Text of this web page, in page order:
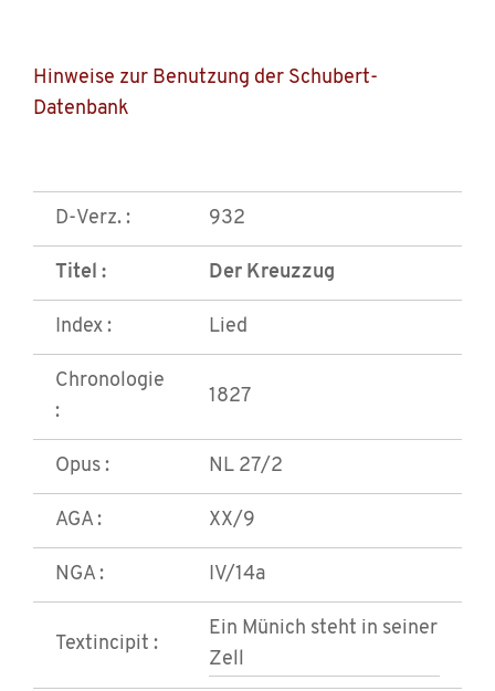
Hinweise zur Benutzung der Schubert-
Datenbank
D-Verz. : 932
Titel : Der Kreuzzug
Index : Lied
Chronologie
:
1827
Opus : NL 27/2
AGA : XX/9
NGA : IV/14a
Textincipit :
Ein Münich steht in seiner
Zell